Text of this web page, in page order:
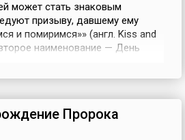
может стать знаковым
призыву, давшему ему
и помиримся»» (англ. Kiss and
наименование — День
и детьми, д...
Пророка